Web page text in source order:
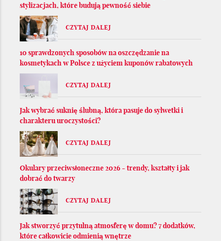
stylizacjach, które budują pewność siebie
CZYTAJ DALEJ
10 sprawdzonych sposobów na oszczędzanie na
kosmetykach w Polsce z użyciem kuponów rabatowych
CZYTAJ DALEJ
Jak wybrać suknię ślubną, która pasuje do sylwetki i
charakteru uroczystości?
CZYTAJ DALEJ
Okulary przeciwsłoneczne 2026 - trendy, kształty i jak
dobrać do twarzy
CZYTAJ DALEJ
Jak stworzyć przytulną atmosferę w domu? 7 dodatków,
które całkowicie odmienią wnętrze